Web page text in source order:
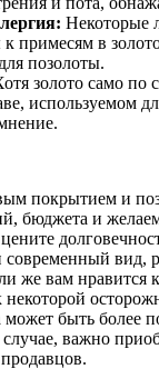
Некоторые
примесям в
позолоты.
золото само по
используемом
покрытием и
бюджета и
современный вид,
же вам нравится
некоторой
может быть более
важно